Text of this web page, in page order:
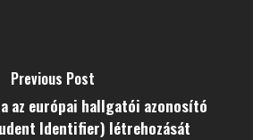
Previous Post
az európai hallgatói azonosító
Identifier) létrehozását